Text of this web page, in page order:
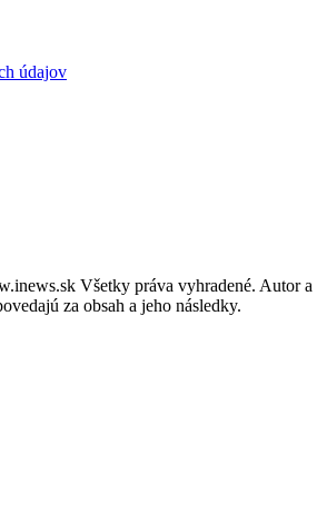
údajov
Všetky práva vyhradené. Autor a
za obsah a jeho následky.